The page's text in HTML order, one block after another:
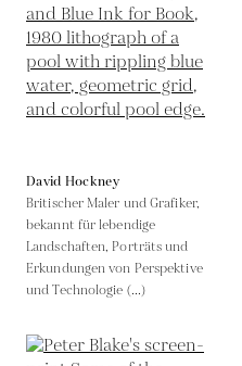
David Hockney
Britischer Maler und Grafiker,
bekannt für lebendige
Landschaften, Porträts und
Erkundungen von Perspektive
und Technologie (...)